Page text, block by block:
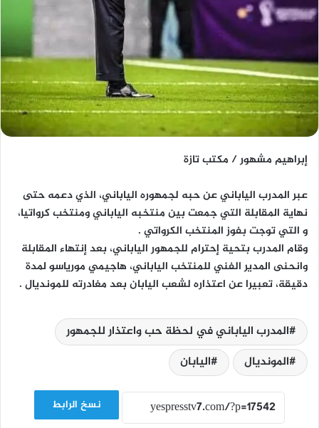
إبراهيم مشهور / مكتب تازة
عبر المدرب الياباني عن حبه لجمهوره الياباني، الذي دعمه حتى
نهاية المقابلة التي جمعت بين منتخبه الياباني ومنتخب كرواتيا،
و التي توجت بفوز المنتخب الكرواتي .
وقام المدرب بتحية إحترام للجمهور الياباني، بعد إنتهاء المقابلة
وانحنى المدير الفني للمنتخب الياباني، هاجيمي مورياسو لمدة
دقيقة، تعبيرا عن اعتذاره لشعب اليابان بعد مغادرته للمونديال .
المدرب الياباني في لحظة حب واعتذار للجمهور
المونديال
اليابان
نسخ الرابط